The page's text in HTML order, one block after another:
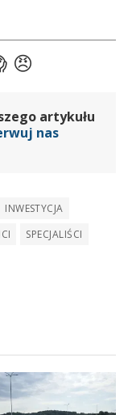
artykułu
nas
INWESTYCJA
SPECJALIŚCI